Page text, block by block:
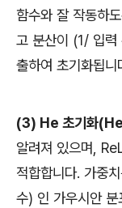
함수와 잘 작동하
고 분산이 (1/ 입력
출하여 초기화됩니
(3) He 초기화
알려져 있으며,
적합합니다. 가중
수) 인 가우시안 분